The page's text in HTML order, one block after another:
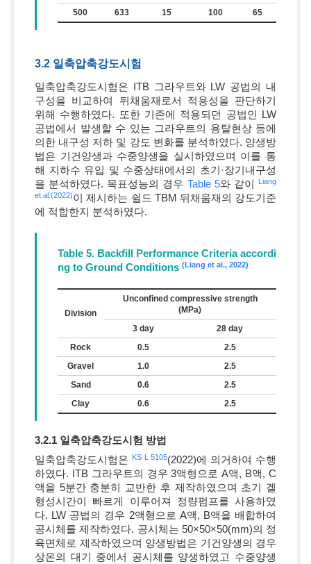
500
633 15 100 65
3.2 일축압축강도시험
일축압축강도시험은 ITB 그라우트와 LW 공법의 내
구성을 비교하여 뒤채움재로서 적용성을 판단하기
위해 수행하였다. 또한 기존에 적용되던 공법인 LW
공법에서 발생할 수 있는 그라우트의 용탈현상 등에
의한 내구성 저하 및 강도 변화를 분석하였다. 양생방
법은 기건양생과 수중양생을 실시하였으며 이를 통
해 지하수 유입 및 수중상태에서의 초기·장기내구성
을 분석하였다. 목표성능의 경우 Table 5와 같이
Liang
et al.(2022)이 제시하는 쉴드 TBM 뒤채움재의 강도기준
에 적합한지 분석하였다.
Table 5. Backfill Performance Criteria accordi
ng to Ground Conditions (Liang et al., 2022)
Division
Unconfined compressive strength
(MPa)
3 day
28 day
Rock
0.5
2.5
Gravel
1.0
2.5
Sand
0.6
2.5
Clay
0.6 2.5
3.2.1 일축압축강도시험 방법
일축압축강도시험은 KS L 5105(2022)에 의거하여 수행
하였다. ITB 그라우트의 경우 3액형으로 A액, B액, C
액을 5분간 충분히 교반한 후 제작하였으며 초기 겔
형성시간이 빠르게 이루어져 정량펌프를 사용하였
다. LW 공법의 경우 2액형으로 A액, B액을 배합하여
공시체를 제작하였다. 공시체는 50×50×50(mm)의 정
육면체로 제작하였으며 양생방법은 기건양생의 경우
상온의 대기 중에서 공시체를 양생하였고 수중양생